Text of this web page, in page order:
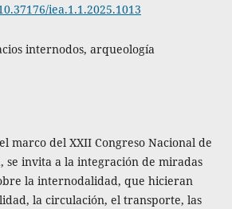
iea.1.1.2025.1013
internodos, arqueología
marco del XXII Congreso Nacional de
se invita a la integración de miradas
la internodalidad, que hicieran
la circulación, el transporte, las